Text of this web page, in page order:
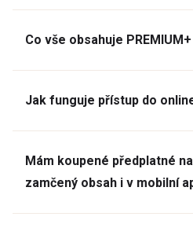
Co vše obsahuje PREMIUM+
Jak funguje přístup do
Mám koupené předplatné
zamčený obsah i v mobilní